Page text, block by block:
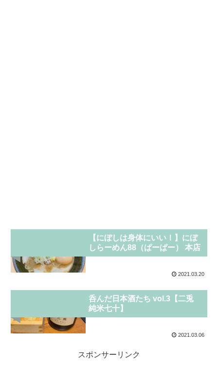
【にぼしは身体にいい！】にぼ
しらーめん88（ぱーぱー） 本店
2021.03.20
呑んだ日本酒たち vol.3【二兎
純米七十】
2021.03.06
スポンサーリンク